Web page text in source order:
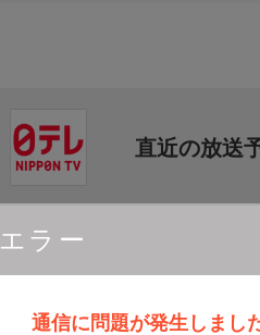
エラー
通信に問題が発生しまし
直近の放送